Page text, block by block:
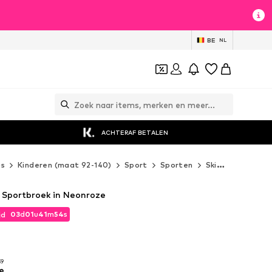
BE NL
ACHTERAF BETALEN
Kinderen (maat 92-140) Sport Sporten Ski
03d01u41m53s
03d01u41m53s
Sportbroek in Neonroze